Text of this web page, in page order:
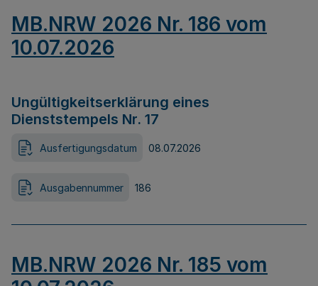
MB.NRW 2026 Nr. 186 vom
10.07.2026
Ungültigkeitserklärung eines
Dienststempels Nr. 17
Ausfertigungsdatum 08.07.2026
Ausgabennummer 186
MB.NRW 2026 Nr. 185 vom